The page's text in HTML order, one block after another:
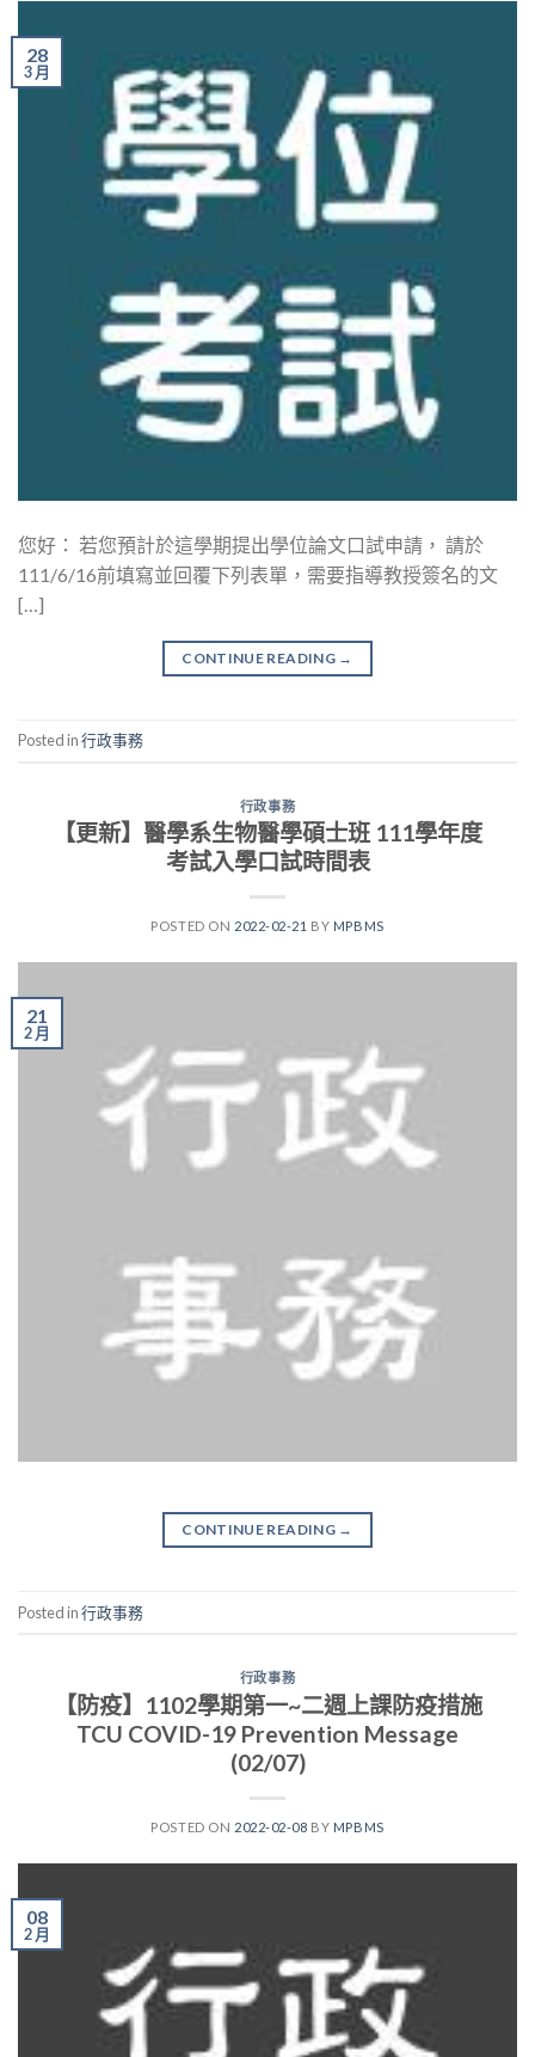
28
3 月
您好： 若您預計於這學期提出學位論文口試申請， 請於
111/6/16前填寫並回覆下列表單，需要指導教授簽名的文
[…]
CONTINUE READING →
Posted in行政事務
行政事務
【更新】醫學系生物醫學碩士班 111學年度
考試入學口試時間表
POSTED ON 2022-02-21 BY MPBMS
21
2 月
CONTINUE READING →
Posted in行政事務
行政事務
【防疫】1102學期第一~二週上課防疫措施
TCU COVID-19 Prevention Message
(02/07)
POSTED ON 2022-02-08 BY MPBMS
08
2 月